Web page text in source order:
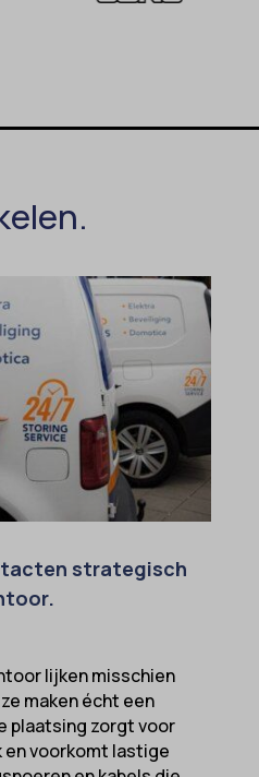
strategisch
lijken misschien
maken écht een
plaatsing zorgt voor
voorkomt lastige